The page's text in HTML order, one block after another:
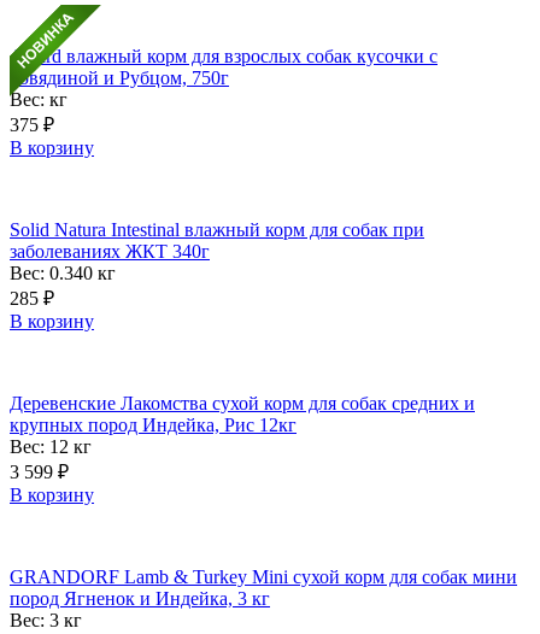
Award влажный корм для взрослых собак кусочки с
Говядиной и Рубцом, 750г
Вес: кг
375 ₽
В корзину
Solid Natura Intestinal влажный корм для собак при
заболеваниях ЖКТ 340г
Вес: 0.340 кг
285 ₽
В корзину
Деревенские Лакомства сухой корм для собак средних и
крупных пород Индейка, Рис 12кг
Вес: 12 кг
3 599 ₽
В корзину
GRANDORF Lamb & Turkey Mini сухой корм для собак мини
пород Ягненок и Индейка, 3 кг
Вес: 3 кг